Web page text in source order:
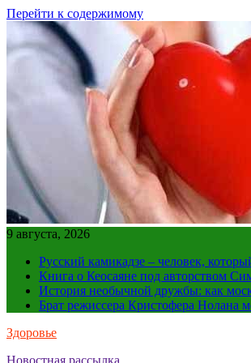
Перейти к содержимому
9 августа, 2026
Русский камикадзе – человек,
Книга о Кеосаяне под авторством
История необычной дружбы: как
Брат режиссера Кристофера Нолана
Здоровье
Новостная рассылка